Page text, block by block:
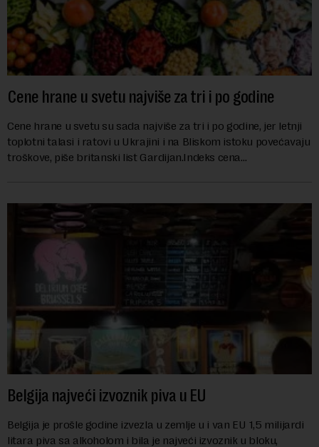
Cene hrane u svetu najviše za tri i po godine
Cene hrane u svetu su sada najviše za tri i po godine, jer letnji
toplotni talasi i ratovi u Ukrajini i na Bliskom istoku povećavaju
troškove, piše britanski list Gardijan.Indeks cena
Belgija najveći izvoznik piva u EU
Belgija je prošle godine izvezla u zemlje u i van EU 1,5 milijardi
litara piva sa alkoholom i bila je najveći izvoznik u bloku,